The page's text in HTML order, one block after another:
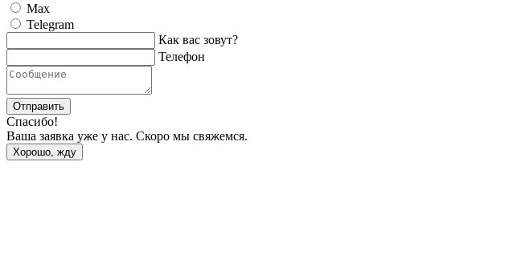
Max
Telegram
Как вас зовут?
Телефон
Отправить
Спасибо!
Ваша заявка уже у нас. Скоро мы свяжемся.
Хорошо, жду